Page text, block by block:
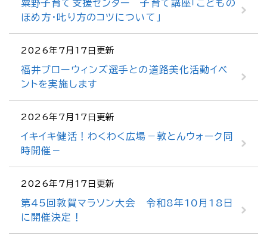
粟野子育て支援センター 子育て講座「こどもの
ほめ方・𠮟り方のコツについて」
2026年7月17日更新
福井ブローウィンズ選手との道路美化活動イベ
ントを実施します
2026年7月17日更新
イキイキ健活！わくわく広場－敦とんウォーク同
時開催－
2026年7月17日更新
第45回敦賀マラソン大会 令和8年10月18日
に開催決定！